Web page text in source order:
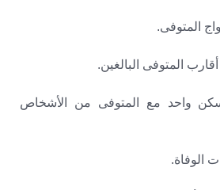
واحد مع المتوفى من الأشخاص